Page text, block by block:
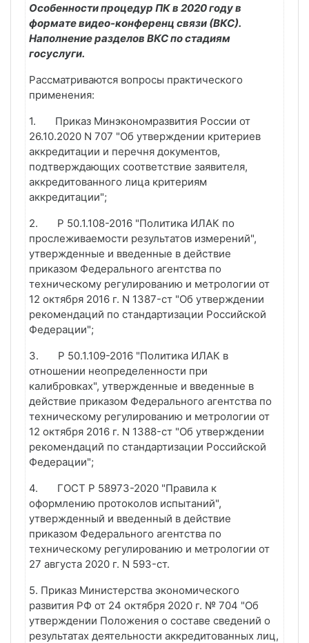
Особенности процедур ПК в 2020 году в
формате видео-конференц связи (ВКС).
Наполнение разделов ВКС по стадиям
госуслуги.
Рассматриваются вопросы практического
применения:
1. Приказ Минэкономразвития России от
26.10.2020 N 707 "Об утверждении критериев
аккредитации и перечня документов,
подтверждающих соответствие заявителя,
аккредитованного лица критериям
аккредитации";
2. Р 50.1.108-2016 "Политика ИЛАК по
прослеживаемости результатов измерений",
утвержденные и введенные в действие
приказом Федерального агентства по
техническому регулированию и метрологии от
12 октября 2016 г. N 1387-ст "Об утверждении
рекомендаций по стандартизации Российской
Федерации";
3. Р 50.1.109-2016 "Политика ИЛАК в
отношении неопределенности при
калибровках", утвержденные и введенные в
действие приказом Федерального агентства по
техническому регулированию и метрологии от
12 октября 2016 г. N 1388-ст "Об утверждении
рекомендаций по стандартизации Российской
Федерации";
4. ГОСТ Р 58973-2020 "Правила к
оформлению протоколов испытаний",
утвержденный и введенный в действие
приказом Федерального агентства по
техническому регулированию и метрологии от
27 августа 2020 г. N 593-ст.
5. Приказ Министерства экономического
развития РФ от 24 октября 2020 г. № 704 "Об
утверждении Положения о составе сведений о
результатах деятельности аккредитованных лиц,